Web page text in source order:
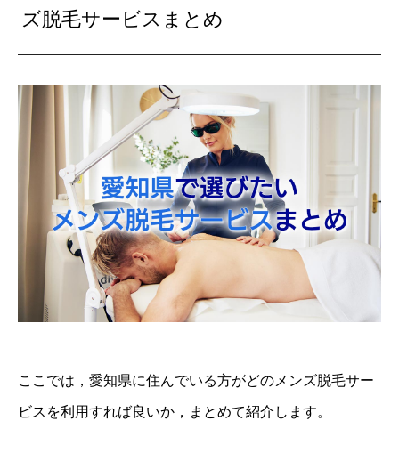
ズ脱毛サービスまとめ
ここでは，愛知県に住んでいる方がどのメンズ脱毛サー
ビスを利用すれば良いか，まとめて紹介します。